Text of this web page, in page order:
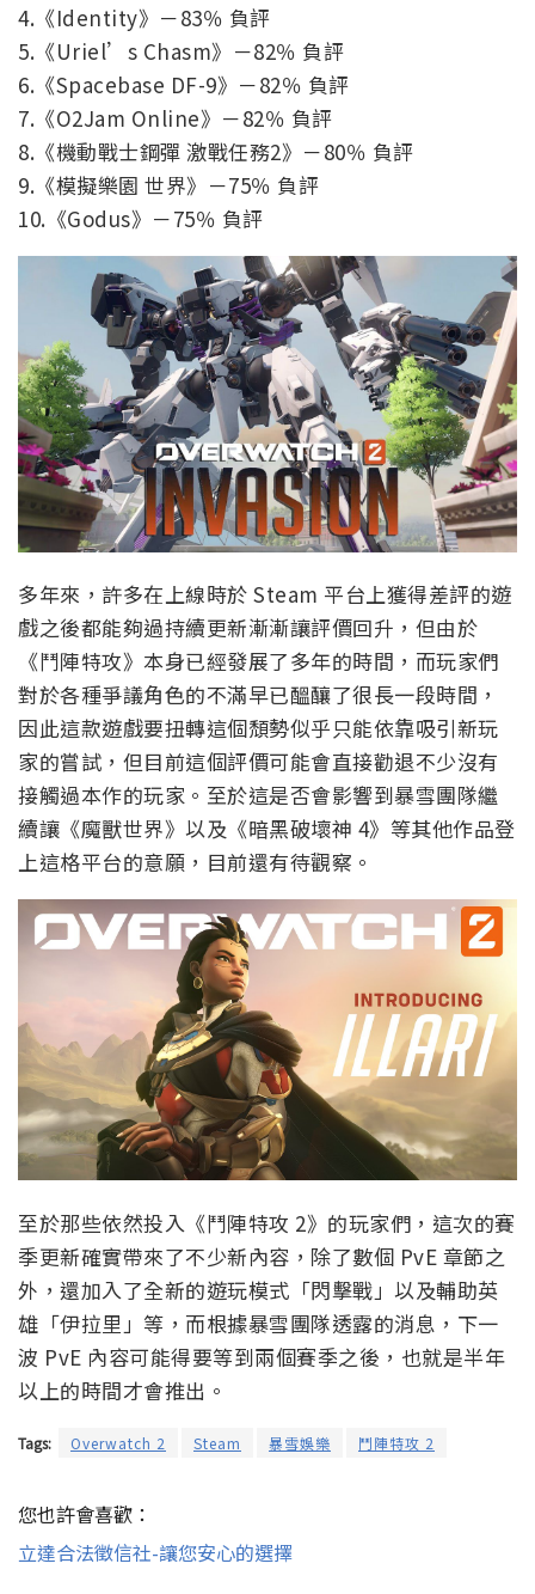
4.《Identity》－83％ 負評
5.《Uriel’s Chasm》－82％ 負評
6.《Spacebase DF-9》－82％ 負評
7.《O2Jam Online》－82％ 負評
8.《機動戰士鋼彈 激戰任務2》－80％ 負評
9.《模擬樂園 世界》－75％ 負評
10.《Godus》－75％ 負評
多年來，許多在上線時於 Steam 平台上獲得差評的遊
戲之後都能夠過持續更新漸漸讓評價回升，但由於
《鬥陣特攻》本身已經發展了多年的時間，而玩家們
對於各種爭議角色的不滿早已醞釀了很長一段時間，
因此這款遊戲要扭轉這個頹勢似乎只能依靠吸引新玩
家的嘗試，但目前這個評價可能會直接勸退不少沒有
接觸過本作的玩家。至於這是否會影響到暴雪團隊繼
續讓《魔獸世界》以及《暗黑破壞神 4》等其他作品登
上這格平台的意願，目前還有待觀察。
至於那些依然投入《鬥陣特攻 2》的玩家們，這次的賽
季更新確實帶來了不少新內容，除了數個 PvE 章節之
外，還加入了全新的遊玩模式「閃擊戰」以及輔助英
雄「伊拉里」等，而根據暴雪團隊透露的消息，下一
波 PvE 內容可能得要等到兩個賽季之後，也就是半年
以上的時間才會推出。
Tags: Overwatch 2 Steam 暴雪娛樂 鬥陣特攻 2
您也許會喜歡：
立達合法徵信社-讓您安心的選擇